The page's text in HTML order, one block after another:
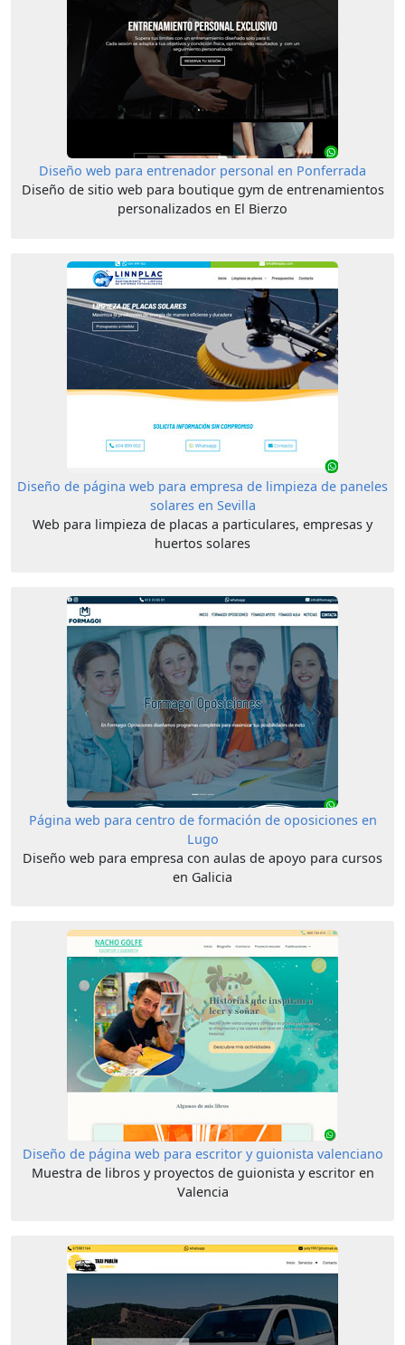
Diseño web para entrenador personal en Ponferrada
Diseño de sitio web para boutique gym de entrenamientos
personalizados en El Bierzo
Diseño de página web para empresa de limpieza de paneles
solares en Sevilla
Web para limpieza de placas a particulares, empresas y
huertos solares
Página web para centro de formación de oposiciones en
Lugo
Diseño web para empresa con aulas de apoyo para cursos
en Galicia
Diseño de página web para escritor y guionista valenciano
Muestra de libros y proyectos de guionista y escritor en
Valencia